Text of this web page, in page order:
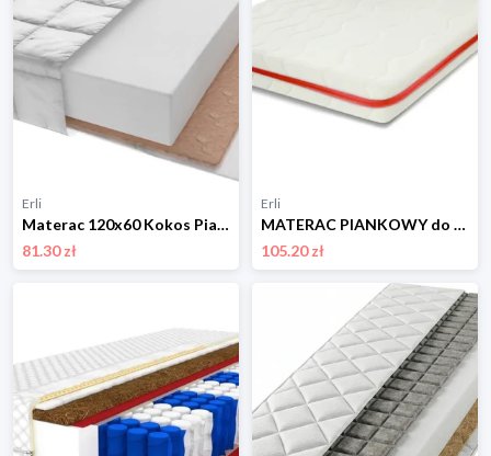
Erli
Materac 120x60 Kokos Pianka Dziecięcy Dwustronny Atest Oeko-Tex
81.30 zł
Erli
MATERAC PIANKOWY do łóżeczka 160X80 PIKOWANY !!!
105.20 zł